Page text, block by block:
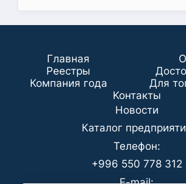
Главная
Реестры
Компания года
Для
Koнтaкты
Новости
Каталог
Телефон:
+996 550 778 312